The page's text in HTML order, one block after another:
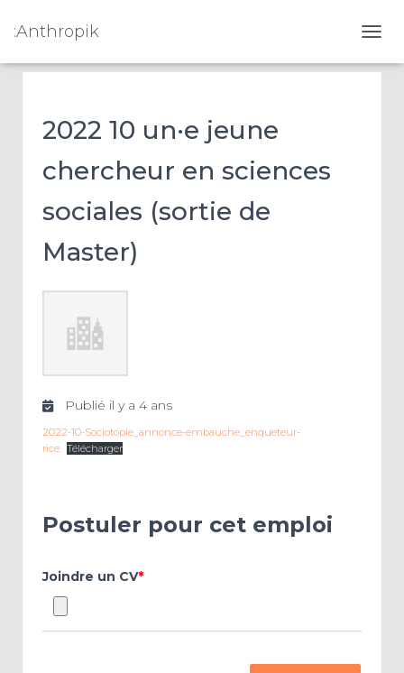
:Anthropik
2022 10 un·e jeune
chercheur en sciences
sociales (sortie de
Master)
Publié il y a 4 ans
2022-10-Sociotopie_annonce-embauche_enqueteur-
rice Télécharger
Postuler pour cet emploi
Joindre un CV*